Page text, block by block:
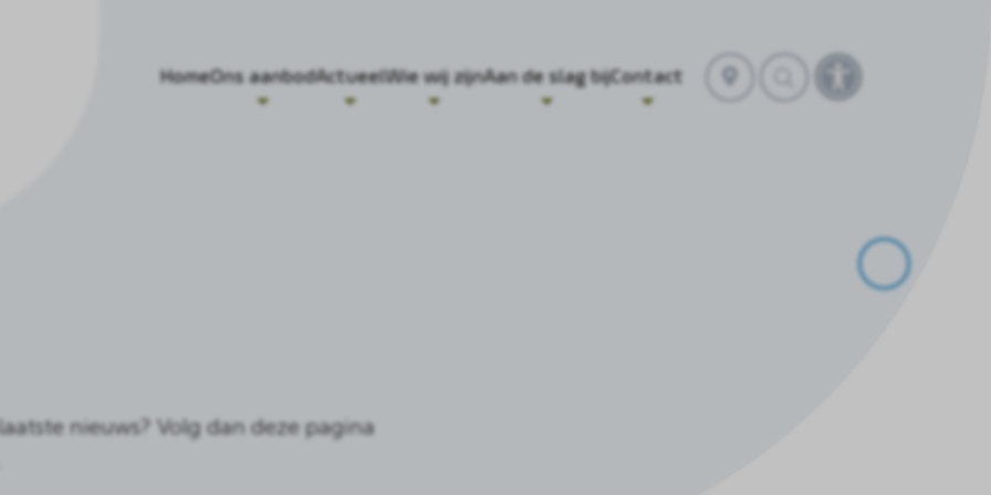
HomeOns aanbodActueelWie wij zijnAan de slag bijContact
Selecteer
nieuws? Volg dan deze pagina